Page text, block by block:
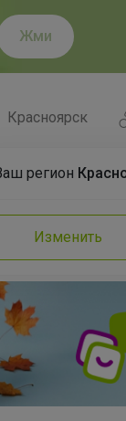
Жми
Красноярск
регион
Изменить
Команда